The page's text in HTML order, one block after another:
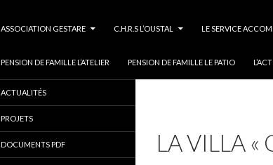
ASSOCIATION GESTARE
C.H.R.S L’OUSTAL LE SERVICE
PENSION DE FAMILLE L’ATELIER PENSION DE FAMILLE LE PATIO
LA VILLA «
ACTUALITÉS
PROJETS
DOCUMENTS PDF